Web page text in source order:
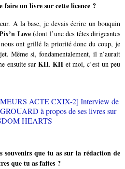
faire un livre sur cette licence ?
A la base, je devais écrire un bouquin
Love(dont l’une des têtes dirigeantes
nous ont grillé la priorité donc du coup, je
Même si, fondamentalement, il n’aurait
ensuite surKH.KH et moi, c’est un peu
souvenirs que tu as sur la rédaction de
que tu as faites ?